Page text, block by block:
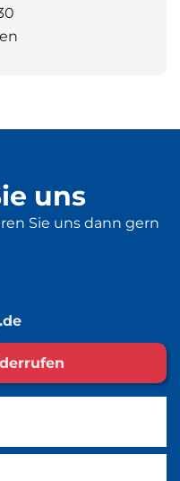
uns
Sie uns dann gern